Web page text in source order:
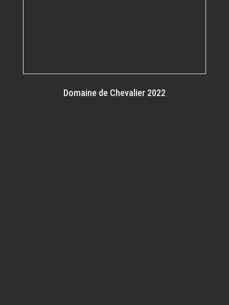
Domaine de Chevalier 2022